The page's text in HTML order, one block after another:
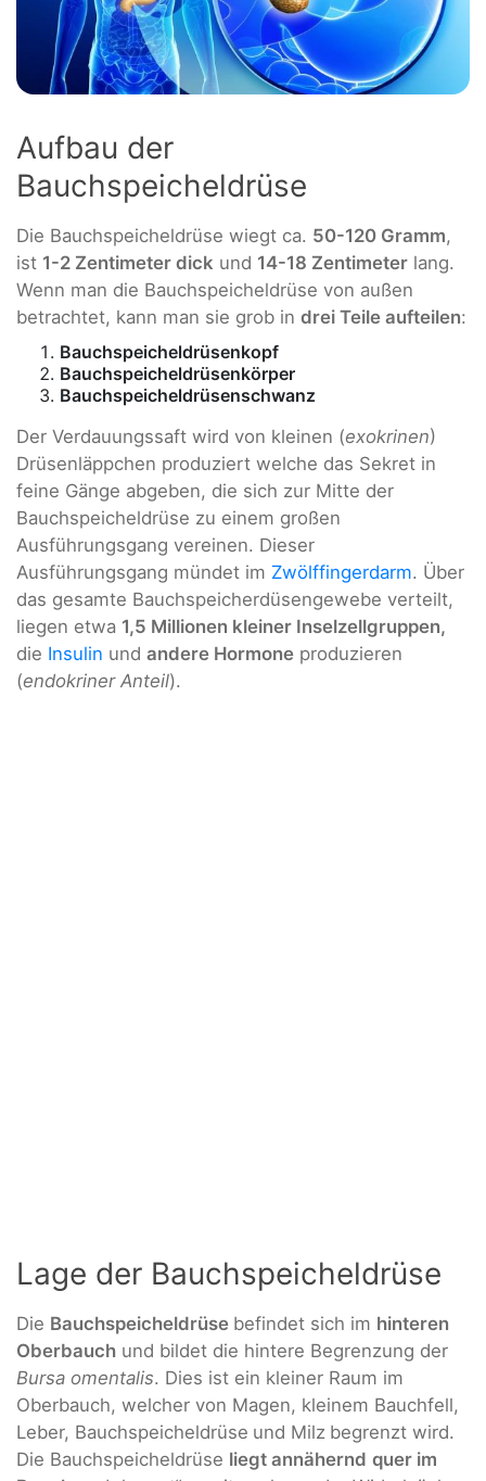
Aufbau der
Bauchspeicheldrüse
Die Bauchspeicheldrüse wiegt ca. 50-120 Gramm,
ist 1-2 Zentimeter dick und 14-18 Zentimeter lang.
Wenn man die Bauchspeicheldrüse von außen
betrachtet, kann man sie grob in drei Teile aufteilen:
Bauchspeicheldrüsenkopf
Bauchspeicheldrüsenkörper
Bauchspeicheldrüsenschwanz
Der Verdauungssaft wird von kleinen (exokrinen)
Drüsenläppchen produziert welche das Sekret in
feine Gänge abgeben, die sich zur Mitte der
Bauchspeicheldrüse zu einem großen
Ausführungsgang vereinen. Dieser
Ausführungsgang mündet im Zwölffingerdarm. Über
das gesamte Bauchspeicherdüsengewebe verteilt,
liegen etwa 1,5 Millionen kleiner Inselzellgruppen,
die Insulin und andere Hormone produzieren
(endokriner Anteil).
Lage der Bauchspeicheldrüse
Die Bauchspeicheldrüse befindet sich im hinteren
Oberbauch und bildet die hintere Begrenzung der
Bursa omentalis. Dies ist ein kleiner Raum im
Oberbauch, welcher von Magen, kleinem Bauchfell,
Leber, Bauchspeicheldrüse und Milz begrenzt wird.
Die Bauchspeicheldrüse liegt annähernd quer im